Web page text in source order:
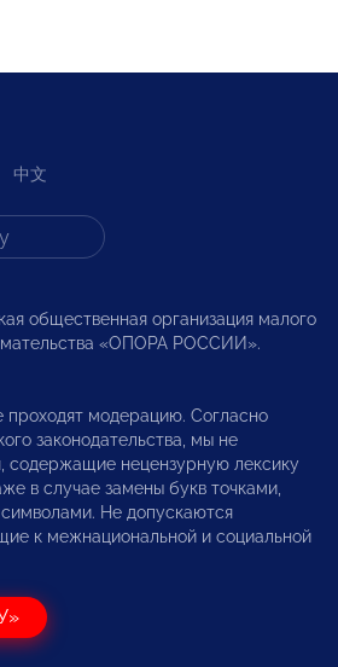
中文
общественная организация малого
«ОПОРА РОССИИ».
проходят модерацию. Согласно
законодательства, мы не
содержащие нецензурную лексику
в случае замены букв точками,
Не допускаются
к межнациональной и социальной